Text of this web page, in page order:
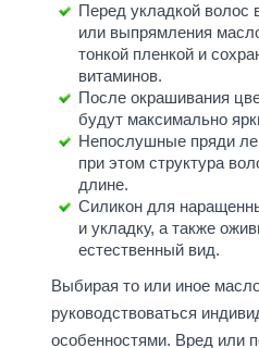
Перед укладкой волос
или выпрямления
тонкой пленкой и
витаминов.
После окрашивания
будут максимально
Непослушные пряди
при этом структура
длине.
Силикон для
и укладку, а также
естественный вид.
Выбирая то или иное
руководствоваться
особенностями. Вред или